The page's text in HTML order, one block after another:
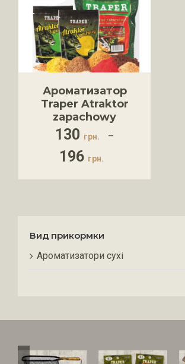
Ароматизатор
Traper Atraktor
zapachowy
130 грн. –
196 грн.
Вид прикормки
Ароматизатори сухі